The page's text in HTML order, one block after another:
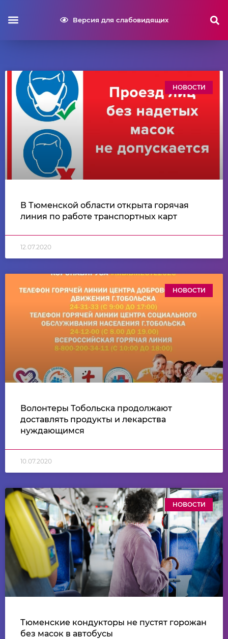
Версия для слабовидящих
НОВОСТИ
В Тюменской области открыта горячая
линия по работе транспортных карт
12.07.2020
НОВОСТИ
Волонтеры Тобольска продолжают
доставлять продукты и лекарства
нуждающимся
10.07.2020
НОВОСТИ
Тюменские кондукторы не пустят горожан
без масок в автобусы